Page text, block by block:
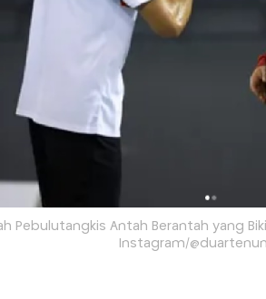
Pebulutangkis Antah Berantah yang
Instagram/